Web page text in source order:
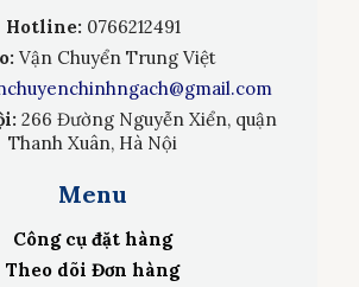
Hotline: 0766212491
Vận Chuyển Trung Việt
266 Đường Nguyễn Xiển, quận
Thanh Xuân, Hà Nội
Menu
Công cụ đặt hàng
Theo dõi Đơn hàng